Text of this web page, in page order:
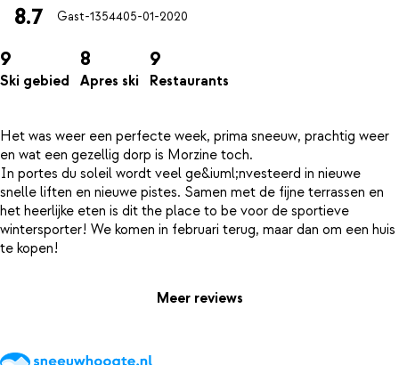
8.7 Gast-1354405-01-2020
9
Ski gebied
8
Apres ski
9
Restaurants
Het was weer een perfecte week, prima sneeuw, prachtig weer
en wat een gezellig dorp is Morzine toch.
In portes du soleil wordt veel ge&iuml;nvesteerd in nieuwe
snelle liften en nieuwe pistes. Samen met de fijne terrassen en
het heerlijke eten is dit the place to be voor de sportieve
wintersporter! We komen in februari terug, maar dan om een huis
Meer reviews